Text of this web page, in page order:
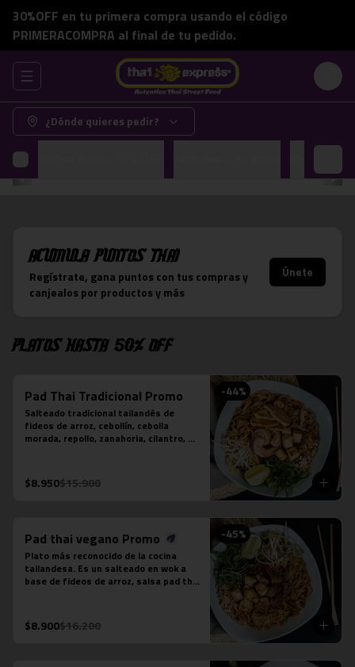
30%OFF en tu primera compra usando el código
PRIMERACOMPRA al final de tu pedido.
Abrir menu de navegación Login
¿Dónde quieres pedir?
AcumulaPuntos Thai
Regístrate, gana puntos con tus compras y
canjealos por productos y más
Únete
Platos hasta 50% OFF
-44%
Pad Thai Tradicional Promo
Salteado tradicional tailandés de
fideos de arroz, cebollín, cebolla
morada, repollo, zanahoria, cilantro,
unidades), tofu y pollo.
$8.950$15.900
-45%
Pad thai vegano Promo
Plato más reconocido de la cocina
tailandesa. Es un salteado en wok a
base de fideos de arroz, salsa pad thai
de dragón, tofu y limón sutil. No
contiene salsa de pescado ni salsa de
$8.900$16.200